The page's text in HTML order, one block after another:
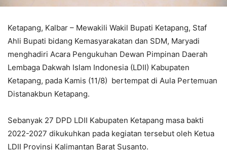
Ketapang, Kalbar – Mewakili Wakil Bupati Ketapang, Staf
Ahli Bupati bidang Kemasyarakatan dan SDM, Maryadi
menghadiri Acara Pengukuhan Dewan Pimpinan Daerah
Lembaga Dakwah Islam Indonesia (LDII) Kabupaten
Ketapang, pada Kamis (11/8) bertempat di Aula Pertemuan
Distanakbun Ketapang.
Sebanyak 27 DPD LDII Kabupaten Ketapang masa bakti
2022-2027 dikukuhkan pada kegiatan tersebut oleh Ketua
LDII Provinsi Kalimantan Barat Susanto.